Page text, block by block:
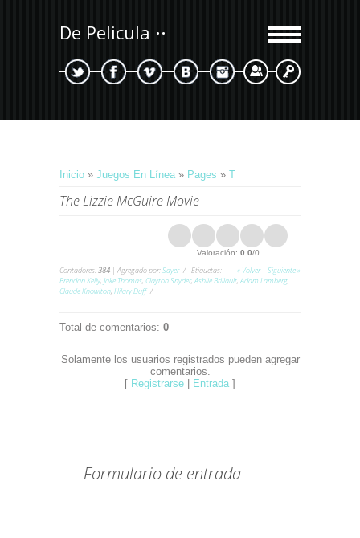
De Pelicula
Registrarse
Inicio » Juegos En Línea » Pages » T
The Lizzie McGuire Movie
Valoración: 0.0/0
« Volver| Siguiente »
Contadores:384 | Agregado por:Sayer Etiquetas:
Brendan Kelly, Jake Thomas, Clayton Snyder,Ashlie Brillault,Adam Lamberg,
Claude Knowlton, Hilary Duff
Total de comentarios: 0
Solamente los usuarios registrados pueden agregar
comentarios.
[ Registrarse Entrada ]
Formulario de entrada